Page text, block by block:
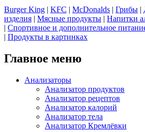
Burger King
KFC McDonalds Грибы
изделия
Мясные продукты Напитки
Спортивное и дополнительное
Продукты в картинках
Главное меню
Анализаторы
Анализатор продуктов
Анализатор рецептов
Анализатор калорий
Анализатор тела
Анализатор Кремлёвки